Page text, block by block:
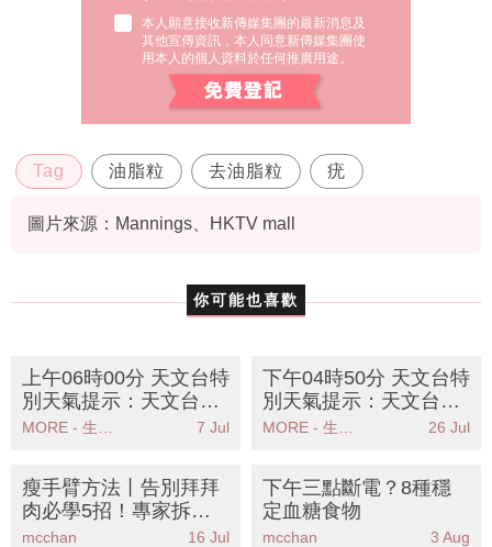
本人願意接收新傳媒集團的最新消息及
其他宣傳資訊，本人同意新傳媒集團使
用本人的個人資料於任何推廣用途。
Tag 油脂粒 去油脂粒 疣
圖片來源：Mannings、HKTV mall
你可能也喜歡
上午06時00分 天文台特
別天氣提示：天文台發
出強陣風警告市民應立
MORE - 生活品味 7 Jul
下午04時50分 天文台特
別天氣提示：天文台發
出強陣風警告市民應立
MORE - 生活品味 26 Jul
瘦手臂方法丨告別拜拜
肉必學5招！專家拆
解：想瘦手臂先增肌？
mcchan 16 Jul
下午三點斷電？8種穩
定血糖食物
mcchan 3 Aug